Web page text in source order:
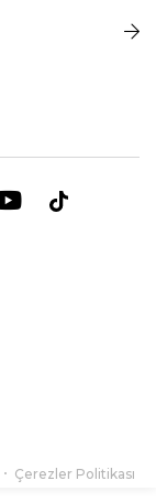
Çerezler Politikası